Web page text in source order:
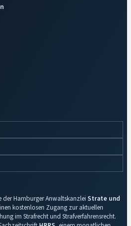
der Hamburger Anwaltskanzlei Strate und
kostenlosen Zugang zur aktuellen
im Strafrecht und Strafverfahrensrecht.